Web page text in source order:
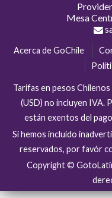
Mesa
Acerca de GoChile
Tarifas en pesos
(USD) no incluyen IVA.
están exentos del
Si hemos incluído
reservados, por favór
Copyright ©